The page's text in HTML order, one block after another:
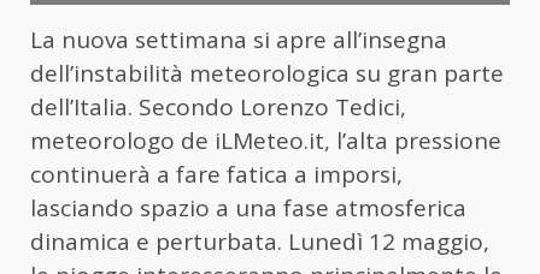
La nuova settimana si apre all’insegna
dell’instabilità meteorologica su gran parte
dell’Italia. Secondo Lorenzo Tedici,
meteorologo de iLMeteo.it, l’alta pressione
continuerà a fare fatica a imporsi,
lasciando spazio a una fase atmosferica
dinamica e perturbata. Lunedì 12 maggio,